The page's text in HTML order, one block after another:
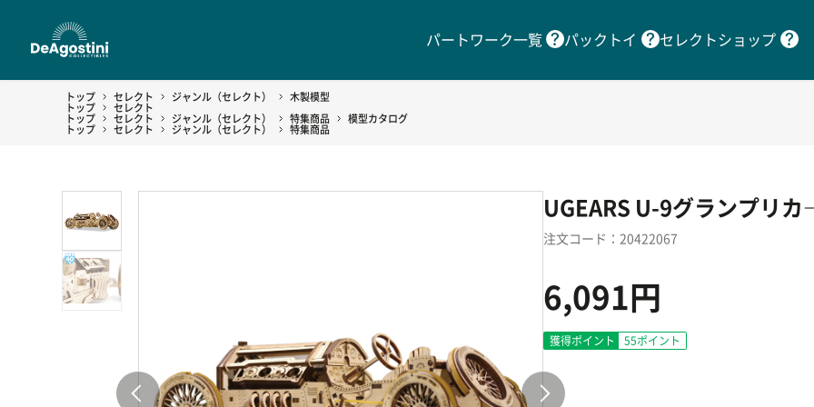
パートワーク一覧 パックトイ セレクトショップ
トップ セレクト ジャンル（セレクト） 木製模型
トップ セレクト
トップ セレクト ジャンル（セレクト） 特集商品 模型カタログ
トップ セレクト ジャンル（セレクト） 特集商品
UGEARS U-9グランプリ
注文コード：20422067
6,091円
獲得ポイント 55ポイント